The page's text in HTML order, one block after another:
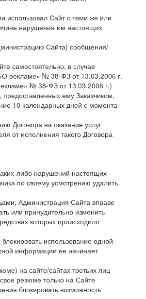
использовал Сайт с теми же или
нарушения им настоящих
Сайта) сообщения/
самостоятельно, в случае
рекламе» № 38-ФЗ от 13.03.2006 г.
№ 38-ФЗ от 13.03.2006 г.)
ему Заказчиком,
10 календарных дней с момента
Договора на оказание услуг
от исполнения такого Договора
либо нарушений настоящих
по своему усмотрению удалить,
Администрация Сайта вправе
или принудительно изменить
которых происходило
использование одной
информации ее начинает
на сайте/сайтах третьих лиц
резюме только на Сайте
блокировать возможность